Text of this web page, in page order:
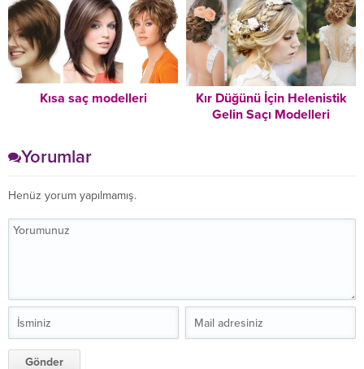
Kısa saç modelleri
Kır Düğünü İçin Helenistik
Gelin Saçı Modelleri
Yorumlar
Henüz yorum yapılmamış.